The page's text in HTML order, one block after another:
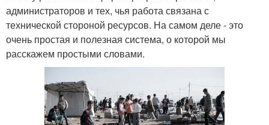
администраторов и тех, чья работа связана с
технической стороной ресурсов. На самом деле - это
очень простая и полезная система, о которой мы
расскажем простыми словами.